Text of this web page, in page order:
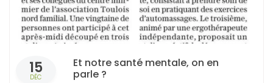
15
DÉC
Et notre santé mentale, on en
parle ?